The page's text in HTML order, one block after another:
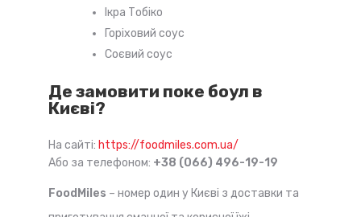
Ікра Тобіко
Горіховий соус
Соєвий соус
Де замовити поке боул в
Києві?
На сайті: https://foodmiles.com.ua/
Або за телефоном: +38 (066) 496-19-19
FoodMiles – номер один у Києві з доставки та